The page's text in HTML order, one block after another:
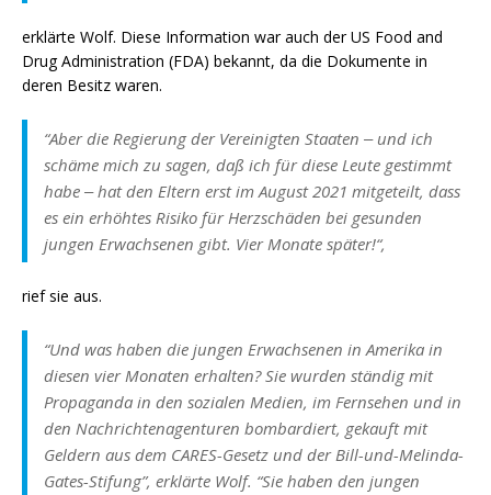
erklärte Wolf. Diese Information war auch der US Food and
Drug Administration (FDA) bekannt, da die Dokumente in
deren Besitz waren.
“Aber die Regierung der Vereinigten Staaten ‒ und ich
schäme mich zu sagen, daß ich für diese Leute gestimmt
habe ‒ hat den Eltern erst im August 2021 mitgeteilt, dass
es ein erhöhtes Risiko für Herzschäden bei gesunden
jungen Erwachsenen gibt. Vier Monate später!“,
rief sie aus.
“Und was haben die jungen Erwachsenen in Amerika in
diesen vier Monaten erhalten? Sie wurden ständig mit
Propaganda in den sozialen Medien, im Fernsehen und in
den Nachrichtenagenturen bombardiert, gekauft mit
Geldern aus dem CARES-Gesetz und der Bill-und-Melinda-
Gates-Stifung”, erklärte Wolf. “Sie haben den jungen